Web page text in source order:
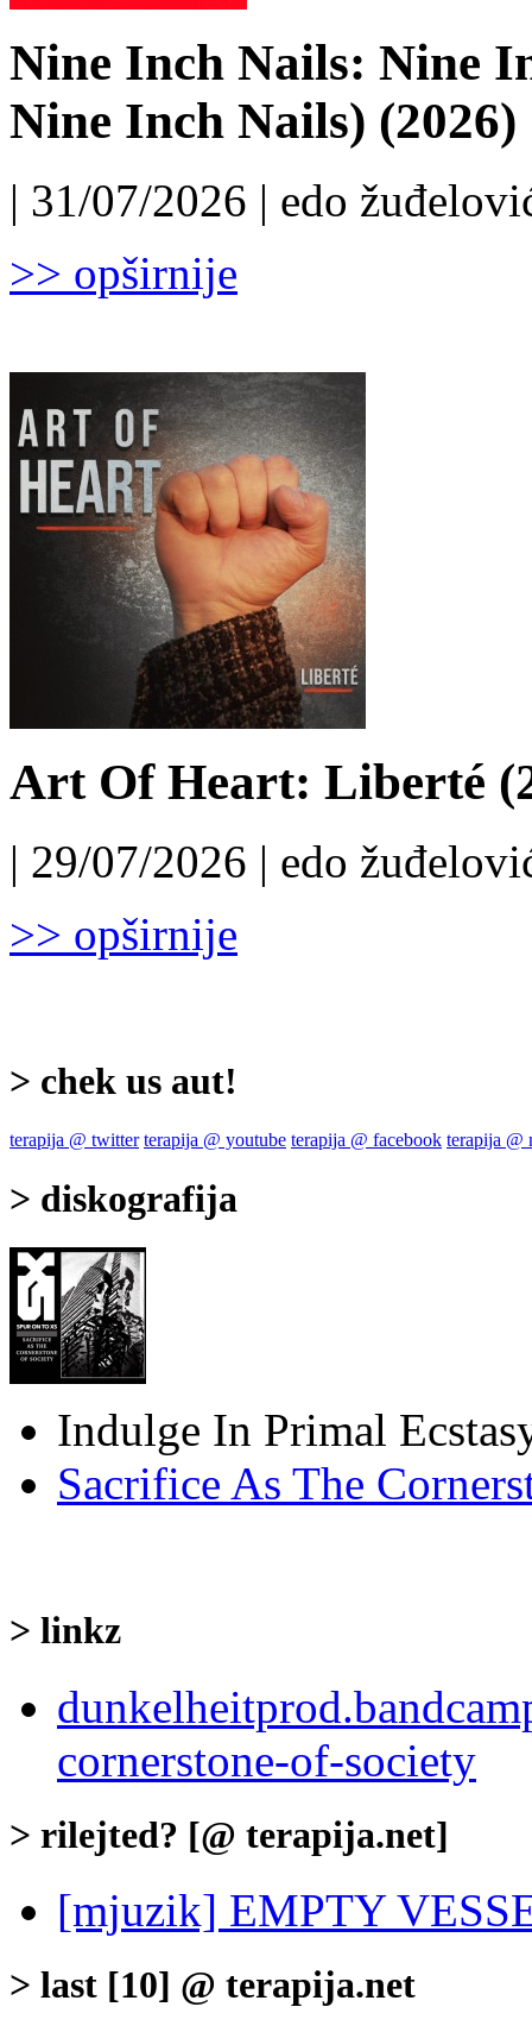
Nine Inch Nails: Nine
Nine Inch Nails) (2026)
| 31/07/2026 | edo
>> opširnije
Art Of Heart: Liberté
| 29/07/2026 | edo
>> opširnije
> chek us aut!
terapija @ twitter terapija @ youtube terapija @ facebook terapija @
> diskografija
Indulge In Primal
Sacrifice As The
> linkz
cornerstone-of-society
> rilejted? [@ terapija.net]
[mjuzik] EMPTY
> last [10] @ terapija.net